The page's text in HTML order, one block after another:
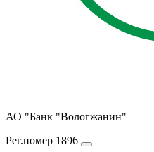
АО "Банк "Вологжанин"
Рег.номер 1896